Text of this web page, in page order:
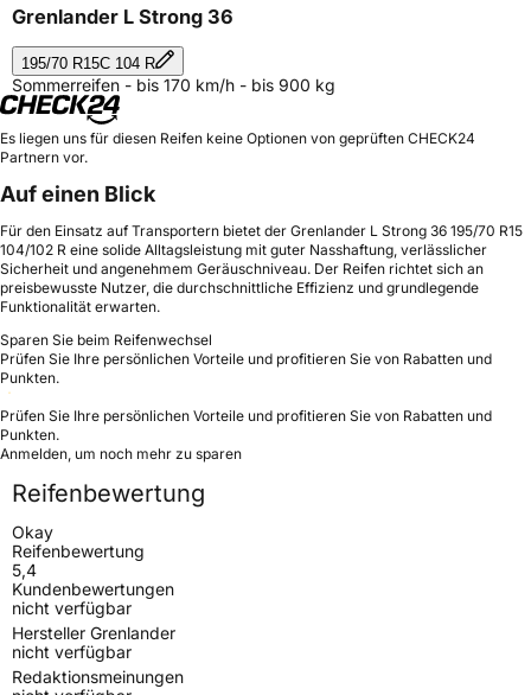
Grenlander L Strong 36
195/70 R15C 104 R
Sommerreifen - bis 170 km/h - bis 900 kg
Es liegen uns für diesen Reifen keine Optionen von geprüften CHECK24
Partnern vor.
Auf einen Blick
Für den Einsatz auf Transportern bietet der Grenlander L Strong 36 195/70 R15
104/102 R eine solide Alltagsleistung mit guter Nasshaftung, verlässlicher
Sicherheit und angenehmem Geräuschniveau. Der Reifen richtet sich an
preisbewusste Nutzer, die durchschnittliche Effizienz und grundlegende
Funktionalität erwarten.
Sparen Sie beim Reifenwechsel
Prüfen Sie Ihre persönlichen Vorteile und profitieren Sie von Rabatten und
Punkten.
Prüfen Sie Ihre persönlichen Vorteile und profitieren Sie von Rabatten und
Punkten.
Anmelden, um noch mehr zu sparen
Reifenbewertung
Okay
Reifenbewertung
5,4
Kundenbewertungen
nicht verfügbar
Hersteller Grenlander
nicht verfügbar
Redaktionsmeinungen